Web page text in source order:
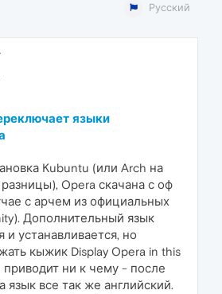
Русский
языки
Kubuntu (или Arch на
Opera скачана с оф
с арчем из официальных
Дополнительный язык
и устанавливается, но
кыжик Display Opera in this
приводит ни к чему - после
язык все так же английский.